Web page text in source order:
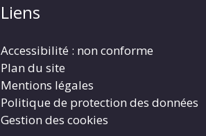
Liens
Accessibilité : non conforme
Plan du site
Mentions légales
Politique de protection des données
Gestion des cookies